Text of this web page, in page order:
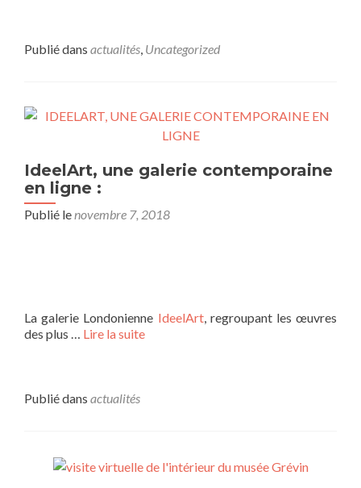
Publié dans actualités, Uncategorized
IdeelArt, une galerie contemporaine
en ligne :
Publié lenovembre 7, 2018
La galerie Londonienne IdeelArt, regroupant les œuvres
des plus … Lire la suite
Publié dans actualités